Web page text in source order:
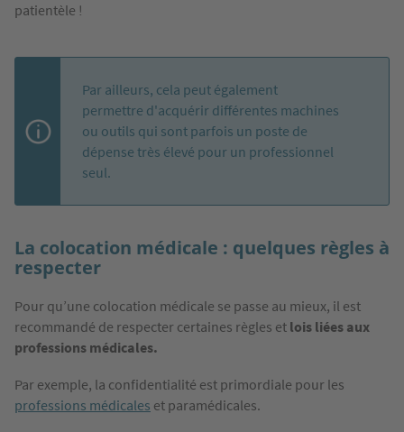
patientèle !
Par ailleurs, cela peut également
permettre d'acquérir différentes machines
ou outils qui sont parfois un poste de
dépense très élevé pour un professionnel
seul.
La colocation médicale : quelques règles à
respecter
Pour qu’une colocation médicale se passe au mieux, il est
recommandé de respecter certaines règles et lois liées aux
professions médicales.
Par exemple, la confidentialité est primordiale pour les
professions médicales et paramédicales.